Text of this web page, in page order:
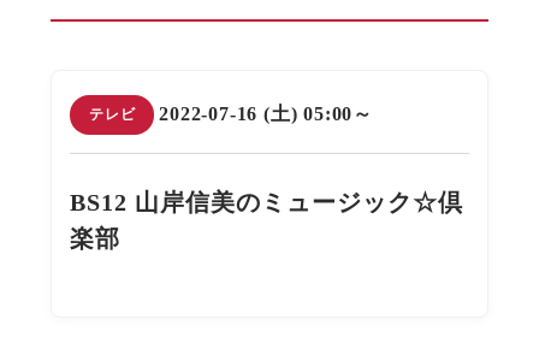
テレビ 2022-07-16 (土) 05:00～
BS12 山岸信美のミュージック☆倶
楽部